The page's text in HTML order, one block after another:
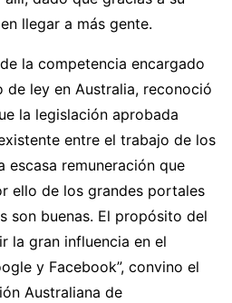
llegar a más gente.
la competencia encargado
ley en Australia, reconoció
la legislación aprobada
entre el trabajo de los
remuneración que
ello de los grandes portales
son buenas. El propósito del
la gran influencia en el
y Facebook”, convino el
Australiana de